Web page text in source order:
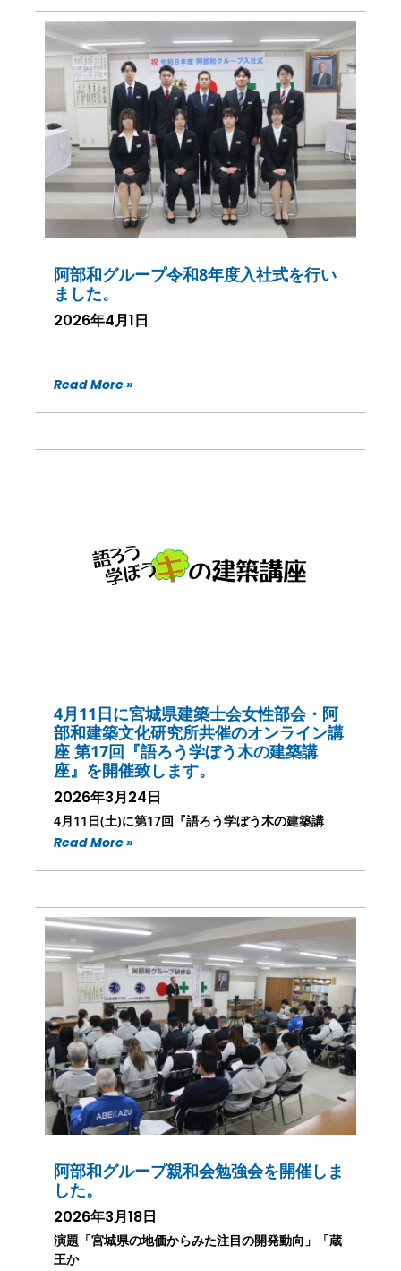
阿部和グループ令和8年度入社式を行い
ました。
2026年4月1日
Read More »
4月11日に宮城県建築士会女性部会・阿
部和建築文化研究所共催のオンライン講
座 第17回『語ろう学ぼう木の建築講
座』を開催致します。
2026年3月24日
4月11日(土)に第17回『語ろう学ぼう木の建築講
Read More »
阿部和グループ親和会勉強会を開催しま
した。
2026年3月18日
演題「宮城県の地価からみた注目の開発動向」「蔵
王か